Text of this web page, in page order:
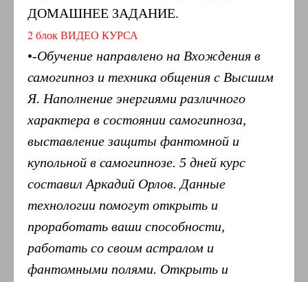
ДОМАШНЕЕ ЗАДАНИЕ.
2 блок ВИДЕО КУРСА
•-Обучение направлено на Вхождения в
самогипноз и техника общения с Высшим
Я. Наполнение энергиями различного
характера в состоянии самогипноза,
выставление защиты фантомной и
купольной в самогипнозе. 5 дней курс
составил Аркадий Орлов. Данные
технологии помогут открыть и
проработать ваши способности,
работать со своим астралом и
фантомными полями. Открыть и